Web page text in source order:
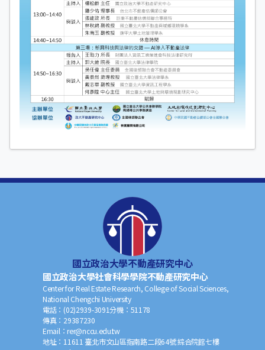
國立政治大學不動產研究中心
國立政治大學社會科學學院不動產研究中心
Center for Real Estate Research, College of Social Sciences,
National Chengchi University
電話： (02)2939-3091分機： 51178
傳真： 29387230
Email：rer@nccu.edu.tw
地址： 11611 臺北市文山區指南路二段64號 綜合院館七樓